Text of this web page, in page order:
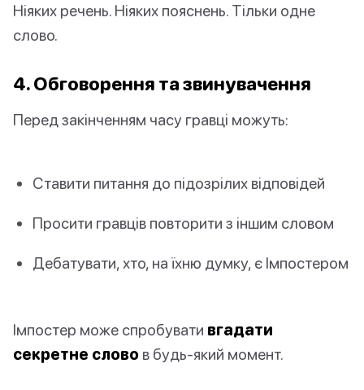
Ніяких речень. Ніяких пояснень. Тільки одне
слово.
4. Обговорення та звинувачення
Перед закінченням часу гравці можуть:
Ставити питання до підозрілих відповідей
Просити гравців повторити з іншим словом
Дебатувати, хто, на їхню думку, є Імпостером
Імпостер може спробувати вгадати
секретне слово в будь-який момент.